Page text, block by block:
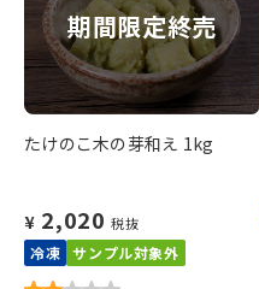
期間限定終売
たけのこ木の芽和え 1kg
¥ 2,020 税抜
冷凍 サンプル対象外